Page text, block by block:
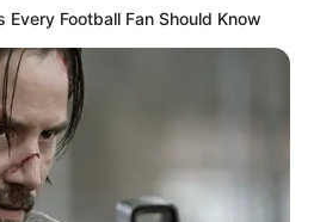
Football Fan Should Know